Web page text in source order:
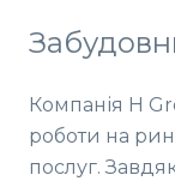
Компанія H
роботи на
послуг.